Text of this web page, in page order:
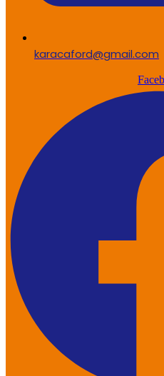
karacaford@gmail.com